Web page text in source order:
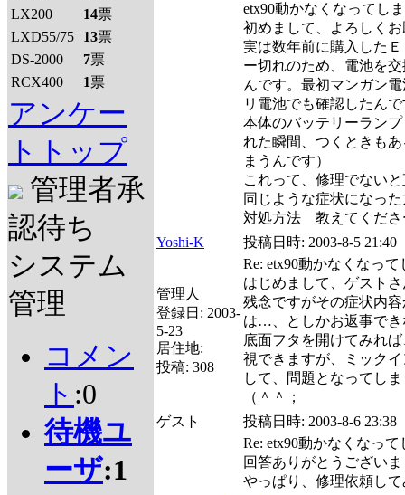
LX200
14票
LXD55/75
13票
DS-2000
7票
RCX400
1票
アンケー
トトップ
管理者承
認待ち
システム
管理
コメン
ト :0
待機ユ
ーザ:1
etx90動かなくなってし
初めまして、よろしく
実は数年前に購入した
ー切れのため、電池を
んです。最初マンガン
リ電池でも確認したん
本体のバッテリーラン
れた瞬間、つくときも
まうんです）
これって、修理でない
同じような症状になっ
対処方法 教えてくださ
Yoshi-K
投稿日時: 2003-8-5 21:40
管理人
登録日: 2003-
5-23
居住地:
投稿: 308
Re: etx90動かなくなっ
はじめまして、ゲスト
残念ですがその症状内
は…、としかお返事で
底面フタを開けてみれ
視できますが、ミック
して、問題となってし
（＾＾；
ゲスト
投稿日時: 2003-8-6 23:38
Re: etx90動かなくなっ
回答ありがとうござい
やっぱり、修理依頼し